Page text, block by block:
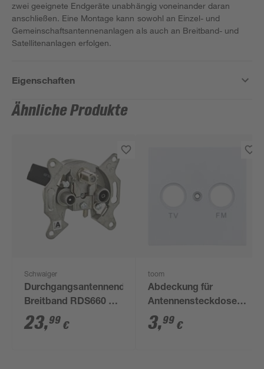
zwei geeignete Endgeräte unabhängig voneinander daran
anschließen. Eine Montage kann sowohl an Einzel- und
Gemeinschaftsantennenanlagen als auch an Breitband- und
Satellitenanlagen erfolgen.
Eigenschaften
Ähnliche Produkte
Schwaiger
Durchgangsantennendose
Breitband RDS660 3-
Loch 16 dB
23,99 €
toom
Abdeckung für
Antennensteckdose
'Designline' TV/RV
silbern
3,99 €